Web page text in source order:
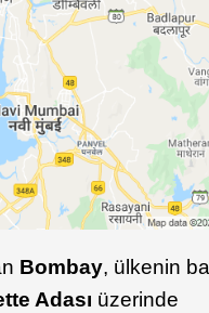
Bombay, ülkenin
Adası üzerinde